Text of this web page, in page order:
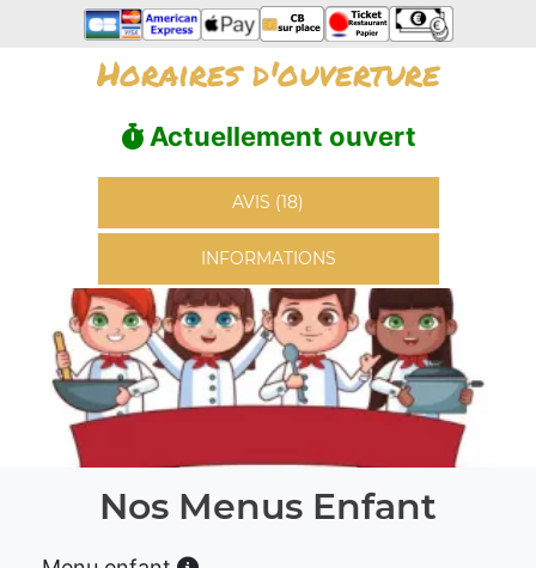
Horaires d'ouverture
Actuellement ouvert
AVIS (18)
INFORMATIONS
Nos Menus Enfant